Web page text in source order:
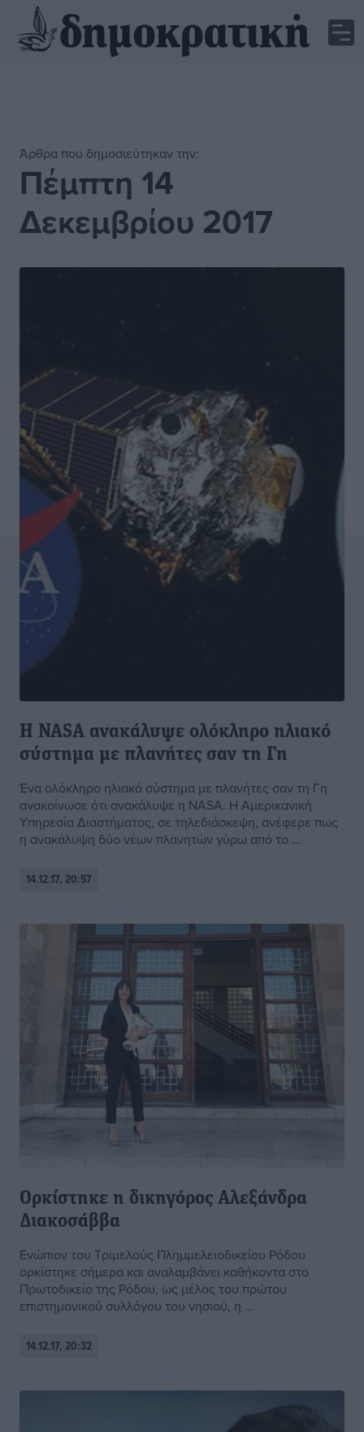
Άρθρα που δημοσιεύτηκαν την:
Πέμπτη 14
Δεκεμβρίου 2017
Η NASA ανακάλυψε ολόκληρο ηλιακό
σύστημα με πλανήτες σαν τη Γη
Ένα ολόκληρο ηλιακό σύστημα με πλανήτες σαν τη Γη
ανακοίνωσε ότι ανακάλυψε η NASA. Η Αμερικανική
Υπηρεσία Διαστήματος, σε τηλεδιάσκεψη, ανέφερε πως
η ανακάλυψη δύο νέων πλανητών γύρω από το ...
14.12.17, 20:57
Ορκίστηκε η δικηγόρος Αλεξάνδρα
Διακοσάββα
Ενώπιον του Τριμελούς Πλημμελειοδικείου Ρόδου
ορκίστηκε σήμερα και αναλαμβάνει καθήκοντα στο
Πρωτοδικείο της Ρόδου, ως μέλος του πρώτου
επιστημονικού συλλόγου του νησιού, η ...
14.12.17, 20:32